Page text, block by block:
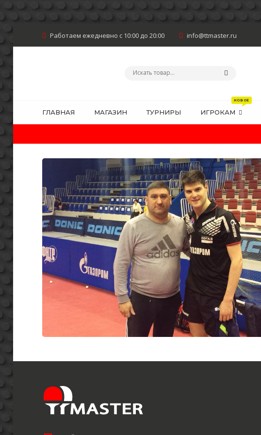
Работаем ежедневно с 10:00 до 20:00 info@ttmaster.ru
ГЛАВНАЯ МАГАЗИН ТУРНИРЫ ИГРОКАМ